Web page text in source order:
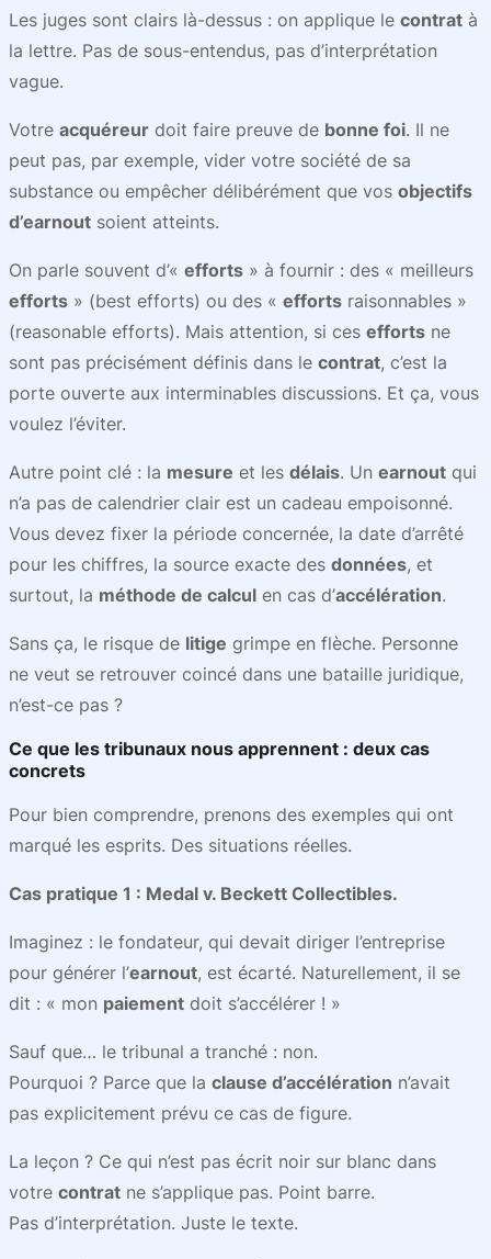
Les juges sont clairs là-dessus : on applique le contrat à
la lettre. Pas de sous-entendus, pas d’interprétation
vague.
Votre acquéreur doit faire preuve de bonne foi. Il ne
peut pas, par exemple, vider votre société de sa
substance ou empêcher délibérément que vos objectifs
d’earnout soient atteints.
On parle souvent d’« efforts » à fournir : des « meilleurs
efforts » (best efforts) ou des « efforts raisonnables »
(reasonable efforts). Mais attention, si ces efforts ne
sont pas précisément définis dans le contrat, c’est la
porte ouverte aux interminables discussions. Et ça, vous
voulez l’éviter.
Autre point clé : la mesure et les délais. Un earnout qui
n’a pas de calendrier clair est un cadeau empoisonné.
Vous devez fixer la période concernée, la date d’arrêté
pour les chiffres, la source exacte des données, et
surtout, la méthode de calcul en cas d’accélération.
Sans ça, le risque de litige grimpe en flèche. Personne
ne veut se retrouver coincé dans une bataille juridique,
n’est-ce pas ?
Ce que les tribunaux nous apprennent : deux cas
concrets
Pour bien comprendre, prenons des exemples qui ont
marqué les esprits. Des situations réelles.
Cas pratique 1 : Medal v. Beckett Collectibles.
Imaginez : le fondateur, qui devait diriger l’entreprise
pour générer l’earnout, est écarté. Naturellement, il se
dit : « mon paiement doit s’accélérer ! »
Sauf que… le tribunal a tranché : non.
Pourquoi ? Parce que la clause d’accélération n’avait
pas explicitement prévu ce cas de figure.
La leçon ? Ce qui n’est pas écrit noir sur blanc dans
votre contrat ne s’applique pas. Point barre.
Pas d’interprétation. Juste le texte.